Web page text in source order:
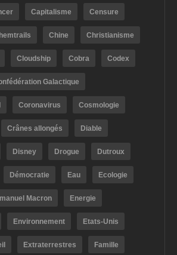
Capitalisme Censure
Chine Christianisme
Cloudship Cobra Codex
Galactique
Coronavirus Cosmologie
Crânes allongés Diable
Disney Drogue Dutroux
Démocratie Eau Ecologie
Macron Energie
Environnement Etats-Unis
Extraterrestres Famille